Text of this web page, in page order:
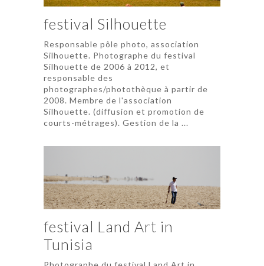
festival Silhouette
Responsable pôle photo, association
Silhouette. Photographe du festival
Silhouette de 2006 à 2012, et
responsable des
photographes/photothèque à partir de
2008. Membre de l'association
Silhouette. (diffusion et promotion de
courts-métrages). Gestion de la ...
festival Land Art in
Tunisia